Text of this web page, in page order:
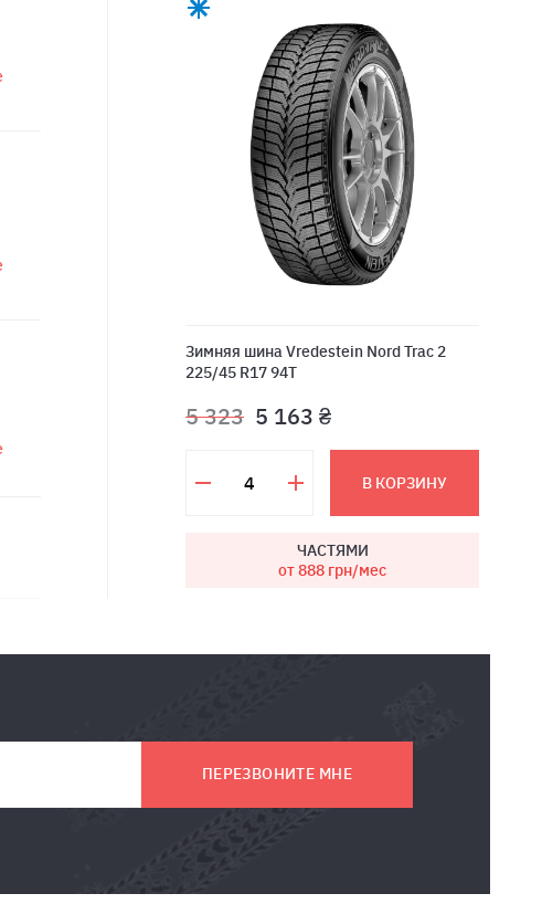
Зимняя шина Vredestein Nord Trac 2
225/45 R17 94T
5 323 5 163 ₴
В КОРЗИНУ
ЧАСТЯМИ
от 888 грн/мес
ПЕРЕЗВОНИТЕ МНЕ